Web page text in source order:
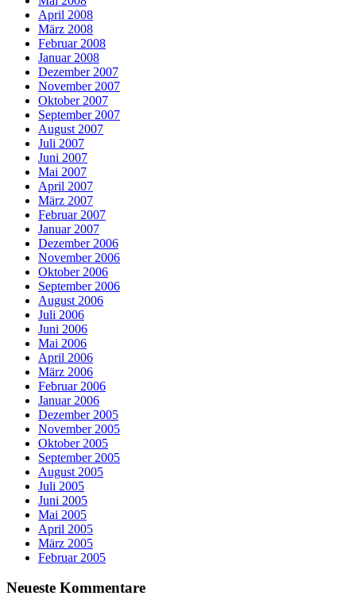
April 2008
März 2008
Februar 2008
Januar 2008
Dezember 2007
November 2007
Oktober 2007
September 2007
August 2007
Juli 2007
Juni 2007
Mai 2007
April 2007
März 2007
Februar 2007
Januar 2007
Dezember 2006
November 2006
Oktober 2006
September 2006
August 2006
Juli 2006
Juni 2006
Mai 2006
April 2006
März 2006
Februar 2006
Januar 2006
Dezember 2005
November 2005
Oktober 2005
September 2005
August 2005
Juli 2005
Juni 2005
Mai 2005
April 2005
März 2005
Februar 2005
Neueste Kommentare